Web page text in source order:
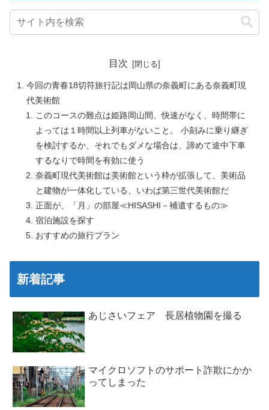
目次
今回の青春18切符旅行記は岡山県の奈義町にある奈義町現
代美術館
このコースの難点は姫路岡山間、快速がなく、時間帯に
よっては１時間以上列車がないこと。 小刻みに乗り継ぎ
を検討するか、それでもダメな場合は、諦めて途中下車
するなりで時間を有効に使う
奈義町現代美術館は美術館という枠が拡張して、美術品
と建物が一体化している、いわば第三世代美術館だ
正面が、「月」の部屋≪HISASHI－補遺するもの≫
宿泊施設を探す
おすすめの旅行プラン
新着記事
あじさいフェア 長居植物園を撮る
マイクロソフトのサポート詐欺にかか
ってしまった